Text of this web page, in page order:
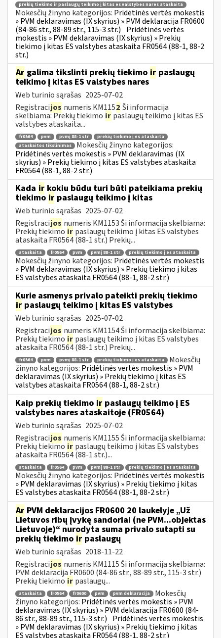
prekių tiekimo ir paslaugų teikimo į kitas es valstybes nares ataskaita
Mokesčių žinyno kategorijos: Pridėtinės vertės mokestis
» PVM deklaravimas (IX skyrius) » PVM deklaracija FR0600
(84-86 str., 88-89 str., 115-3 str.) Pridėtinės vertės
mokestis » PVM deklaravimas (IX skyrius) » Prekių
tiekimo į kitas ES valstybes ataskaita FR0564 (88-1, 88-2
str.)
Ar galima tikslinti prekių tiekimo ir paslaugų
teikimo į kitas ES valstybes nares
Web turinio sąrašas 2025-07-02
Registracijos numeris KM1152 Ši informacija
skelbiama: Prekių tiekimo ir paslaugų teikimo į kitas ES
valstybes ataskaita...
fr0564 pvm pvmį 88-1 str
prekių tiekimo į es ataskaita
ataskaitos tikslinimas
Mokesčių žinyno kategorijos:
Pridėtinės vertės mokestis » PVM deklaravimas (IX
skyrius) » Prekių tiekimo į kitas ES valstybes ataskaita
FR0564 (88-1, 88-2 str.)
Kada ir kokiu būdu turi būti pateikiama prekių
tiekimo ir paslaugų teikimo į kitas
Web turinio sąrašas 2025-07-02
Registracijos numeris KM1153 Ši informacija skelbiama:
Prekių tiekimo ir paslaugų teikimo į kitas ES valstybes
ataskaita FR0564 (88-1 str.) Prekių...
ataskaita fr0564 pvm pvmį 88-1 str prekių tiekimo į es ataskaita
Mokesčių žinyno kategorijos: Pridėtinės vertės mokestis
» PVM deklaravimas (IX skyrius) » Prekių tiekimo į kitas
ES valstybes ataskaita FR0564 (88-1, 88-2 str.)
Kurie asmenys privalo pateikti prekių tiekimo
ir paslaugų teikimo į kitas ES valstybes
Web turinio sąrašas 2025-07-02
Registracijos numeris KM1154 Ši informacija skelbiama:
Prekių tiekimo ir paslaugų teikimo į kitas ES valstybes
ataskaita FR0564 (88-1 str.) Prekių...
fr0564 pvm pvmį 88-1 str prekių tiekimo į es ataskaita
Mokesčių
žinyno kategorijos: Pridėtinės vertės mokestis » PVM
deklaravimas (IX skyrius) » Prekių tiekimo į kitas ES
valstybes ataskaita FR0564 (88-1, 88-2 str.)
Kaip prekių tiekimo ir paslaugų teikimo į ES
valstybes nares ataskaitoje (FR0564)
Web turinio sąrašas 2025-07-02
Registracijos numeris KM1155 Ši informacija skelbiama:
Prekių tiekimo ir paslaugų teikimo į kitas ES valstybes
ataskaita FR0564 (88-1 str.)...
ataskaita fr0564 pvm pvmį 88-1 str prekių tiekimo į es ataskaita
Mokesčių žinyno kategorijos: Pridėtinės vertės mokestis
» PVM deklaravimas (IX skyrius) » Prekių tiekimo į kitas
ES valstybes ataskaita FR0564 (88-1, 88-2 str.)
Ar PVM deklaracijos FR0600 20 laukelyje „Už
Lietuvos ribų įvykę sandoriai (ne PVM...objektas
Lietuvoje)“ nurodyta suma privalo sutapti su
prekių tiekimo ir paslaugų
Web turinio sąrašas 2018-11-22
Registracijos numeris KM1115 Ši informacija skelbiama:
PVM deklaracija FR0600 (84-86 str., 88-89 str., 115-3 str.)
Prekių tiekimo ir paslaugų...
ataskaita fr0564 fr0600 pvm pvm deklaracija
Mokesčių
žinyno kategorijos: Pridėtinės vertės mokestis » PVM
deklaravimas (IX skyrius) » PVM deklaracija FR0600 (84-
86 str., 88-89 str., 115-3 str.) Pridėtinės vertės mokestis
» PVM deklaravimas (IX skyrius) » Prekių tiekimo į kitas
ES valstybes ataskaita FR0564 (88-1, 88-2 str.)